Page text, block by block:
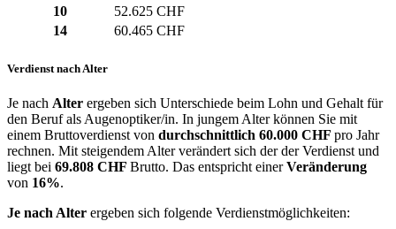
10
52.625 CHF
14
60.465 CHF
Verdienst nach Alter
Je nach Alter ergeben sich Unterschiede beim Lohn und Gehalt für
den Beruf als Augenoptiker/in. In jungem Alter können Sie mit
einem Bruttoverdienst von durchschnittlich 60.000 CHF pro Jahr
rechnen. Mit steigendem Alter verändert sich der der Verdienst und
liegt bei 69.808 CHF Brutto. Das entspricht einerVeränderung
von 16%.
Je nach Alter ergeben sich folgende Verdienstmöglichkeiten: